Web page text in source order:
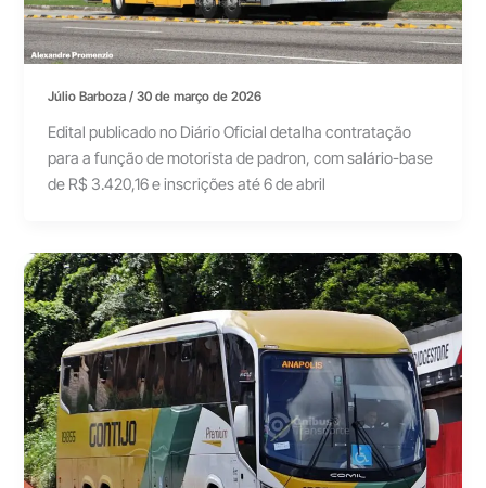
Júlio Barboza/30 de março de 2026
Edital publicado no Diário Oficial detalha contratação
para a função de motorista de padron, com salário-base
de R$ 3.420,16 e inscrições até 6 de abril